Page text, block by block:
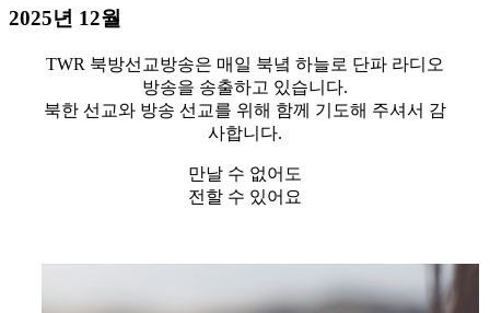
2025년 12월
TWR 북방선교방송은 매일 북녘 하늘로 단파 라디오
방송을 송출하고 있습니다.
북한 선교와 방송 선교를 위해 함께 기도해 주셔서 감
사합니다.
만날 수 없어도
전할 수 있어요